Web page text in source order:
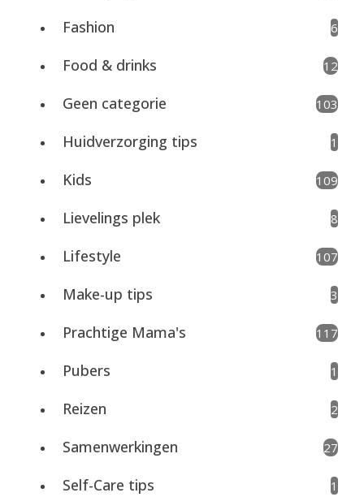
Fashion 6
Food & drinks 12
Geen categorie 103
Huidverzorging tips 1
Kids 109
Lievelings plek 8
Lifestyle 107
Make-up tips 3
Prachtige Mama's 117
Pubers 1
Reizen 2
Samenwerkingen 27
Self-Care tips 1